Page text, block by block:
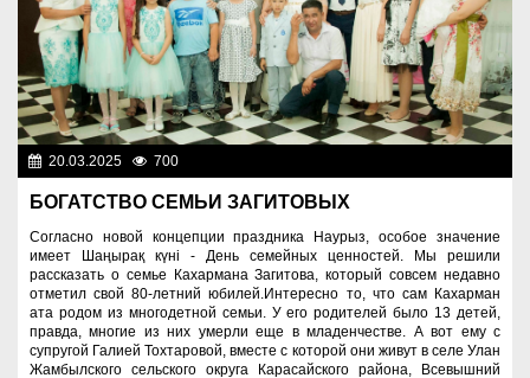
20.03.2025 700
БОГАТСТВО СЕМЬИ ЗАГИТОВЫХ
Согласно новой концепции праздника Наурыз, особое значение
имеет Шаңырақ күні - День семейных ценностей. Мы решили
рассказать о семье Кахармана Загитова, который совсем недавно
отметил свой 80-летний юбилей.Интересно то, что сам Кахарман
ата родом из многодетной семьи. У его родителей было 13 детей,
правда, многие из них умерли еще в младенчестве. А вот ему с
супругой Галией Тохтаровой, вместе с которой они живут в селе Улан
Жамбылского сельского округа Карасайского района, Всевышний